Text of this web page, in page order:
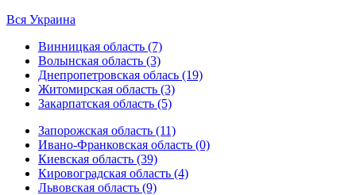
Вся Украина
Винницкая область (7)
Волынская область (3)
Днепропетровская облась (19)
Житомирская область (3)
Закарпатская область (5)
Запорожская область (11)
Ивано-Франковская область (0)
Киевская область (39)
Кировоградская область (4)
Львовская область (9)